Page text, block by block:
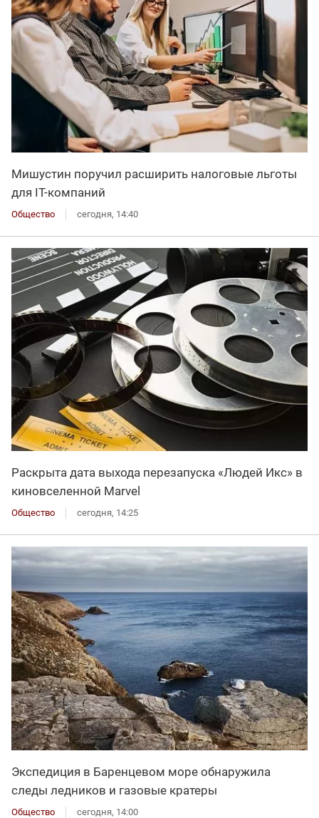
Мишустин поручил расширить налоговые льготы
для IT-компаний
Общество сегодня, 14:40
Раскрыта дата выхода перезапуска «Людей Икс» в
киновселенной Marvel
Общество сегодня, 14:25
Экспедиция в Баренцевом море обнаружила
следы ледников и газовые кратеры
Общество сегодня, 14:00